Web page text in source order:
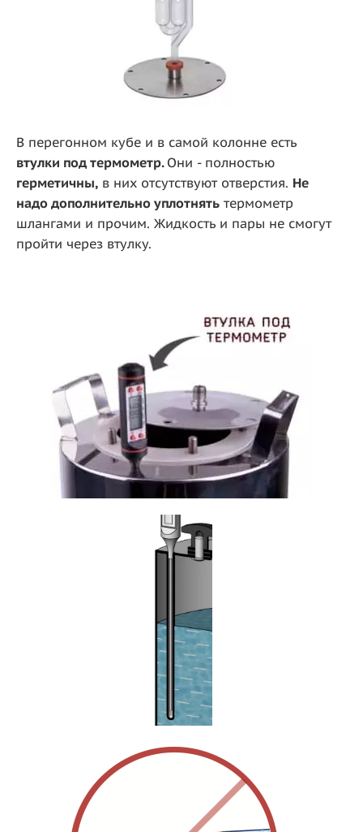
В перегонном кубе и в самой колонне есть
втулки под термометр. Они - полностью
герметичны, в них отсутствуют отверстия. Не
надо дополнительно уплотнять термометр
шлангами и прочим. Жидкость и пары не смогут
пройти через втулку.